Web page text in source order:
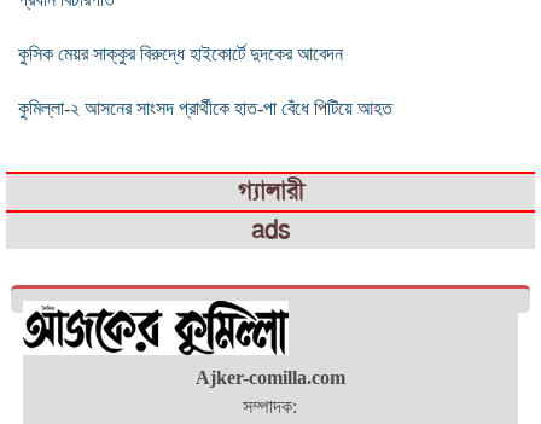
কুসিক মেয়র সাক্কুর বিরুদ্ধে হাইকোর্টে দুদকের আবেদন
কুমিল্লা-২ আসনের সাংসদ প্রার্থীকে হাত-পা বেঁধে পিটিয়ে আহত
গ্যালারী
ads
Ajker-comilla.com
সম্পাদক: